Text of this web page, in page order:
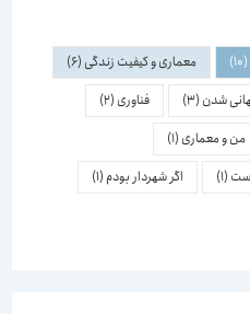
معماری و کیفیت زندگی(6)
شدن(3) فناوری(2)
و معماری(1)
(1) اگر شهردار بودم(1)